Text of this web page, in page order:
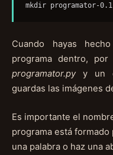
mkdir programator-
Cuando hayas
programa dentro,
programator.pyy un
guardas las imágenes
Es importante el
programa está
una palabra o haz una